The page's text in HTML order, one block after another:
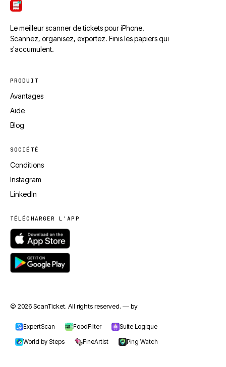
Le meilleur scanner de tickets pour iPhone.
Scannez, organisez, exportez. Finis les papiers qui
s'accumulent.
PRODUIT
Avantages
Aide
Blog
SOCIÉTÉ
Conditions
Instagram
LinkedIn
TÉLÉCHARGER L'APP
© 2026 ScanTicket. All rights reserved. — by
ExpertScan FoodFilter
Suite Logique
World by Steps
FineArtist Ping Watch